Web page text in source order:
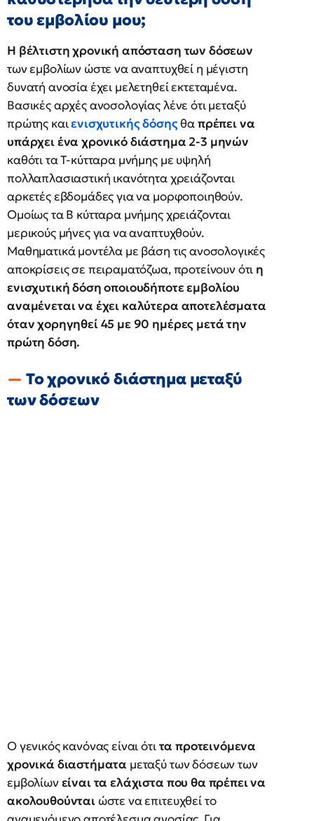
του εμβολίου μου;
Η βέλτιστη χρονική απόσταση των δόσεων
των εμβολίων ώστε να αναπτυχθεί η μέγιστη
δυνατή ανοσία έχει μελετηθεί εκτεταμένα.
Βασικές αρχές ανοσολογίας λένε ότι μεταξύ
πρώτης καιενισχυτικής δόσηςθαπρέπει να
υπάρχει ένα χρονικό διάστημα 2-3 μηνών
καθότι τα Τ-κύτταρα μνήμης με υψηλή
πολλαπλασιαστική ικανότητα χρειάζονται
αρκετές εβδομάδες για να μορφοποιηθούν.
Ομοίως τα Β κύτταρα μνήμης χρειάζονται
μερικούς μήνες για να αναπτυχθούν.
Μαθηματικά μοντέλα με βάση τις ανοσολογικές
αποκρίσεις σε πειραματόζωα, προτείνουν ότι η
ενισχυτική δόση οποιουδήποτε εμβολίου
αναμένεται να έχει καλύτερα αποτελέσματα
όταν χορηγηθεί 45 με 90 ημέρες μετά την
πρώτη δόση.
Το χρονικό διάστημα μεταξύ
των δόσεων
Ο γενικός κανόνας είναι ότιτα προτεινόμενα
χρονικά διαστήματα μεταξύ των δόσεων των
εμβολίωνείναι τα ελάχιστα που θα πρέπει να
ακολουθούνται ώστε να επιτευχθεί το